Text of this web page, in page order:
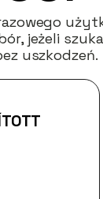
jeżeli
uszkodzeń.